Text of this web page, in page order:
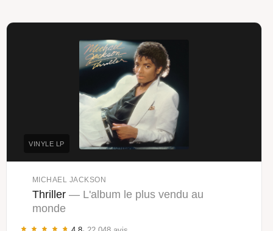
VINYLE LP
MICHAEL JACKSON
Thriller — L'album le plus vendu au
monde